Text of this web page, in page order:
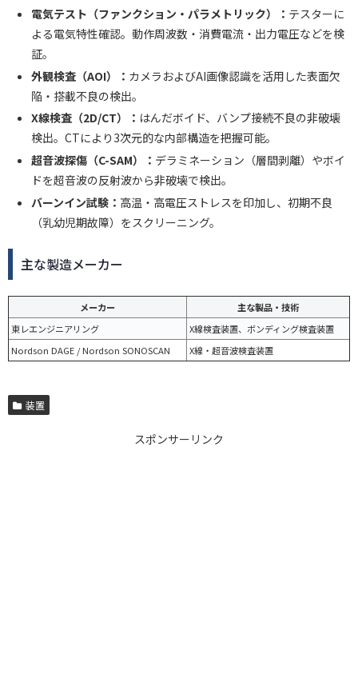
電気テスト（ファンクション・パラメトリック）： テスターに
よる電気特性確認。動作周波数・消費電流・出力電圧などを検
証。
外観検査（AOI）： カメラおよびAI画像認識を活用した表面欠
陥・搭載不良の検出。
X線検査（2D/CT）： はんだボイド、バンプ接続不良の非破壊
検出。CTにより3次元的な内部構造を把握可能。
超音波探傷（C-SAM）： デラミネーション（層間剥離）やボイ
ドを超音波の反射波から非破壊で検出。
バーンイン試験： 高温・高電圧ストレスを印加し、初期不良
（乳幼児期故障）をスクリーニング。
主な製造メーカー
メーカー
主な製品・技術
東レエンジニアリング
X線検査装置、ボンディング検査装置
Nordson DAGE / Nordson SONOSCAN
X線・超音波検査装置
装置
スポンサーリンク